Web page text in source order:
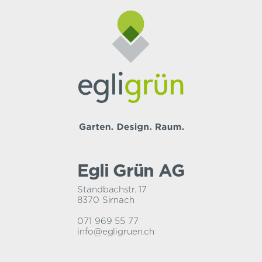
Egli Grün AG
Standbachstr. 17
8370 Sirnach
071 969 55 77
info@egligruen.ch